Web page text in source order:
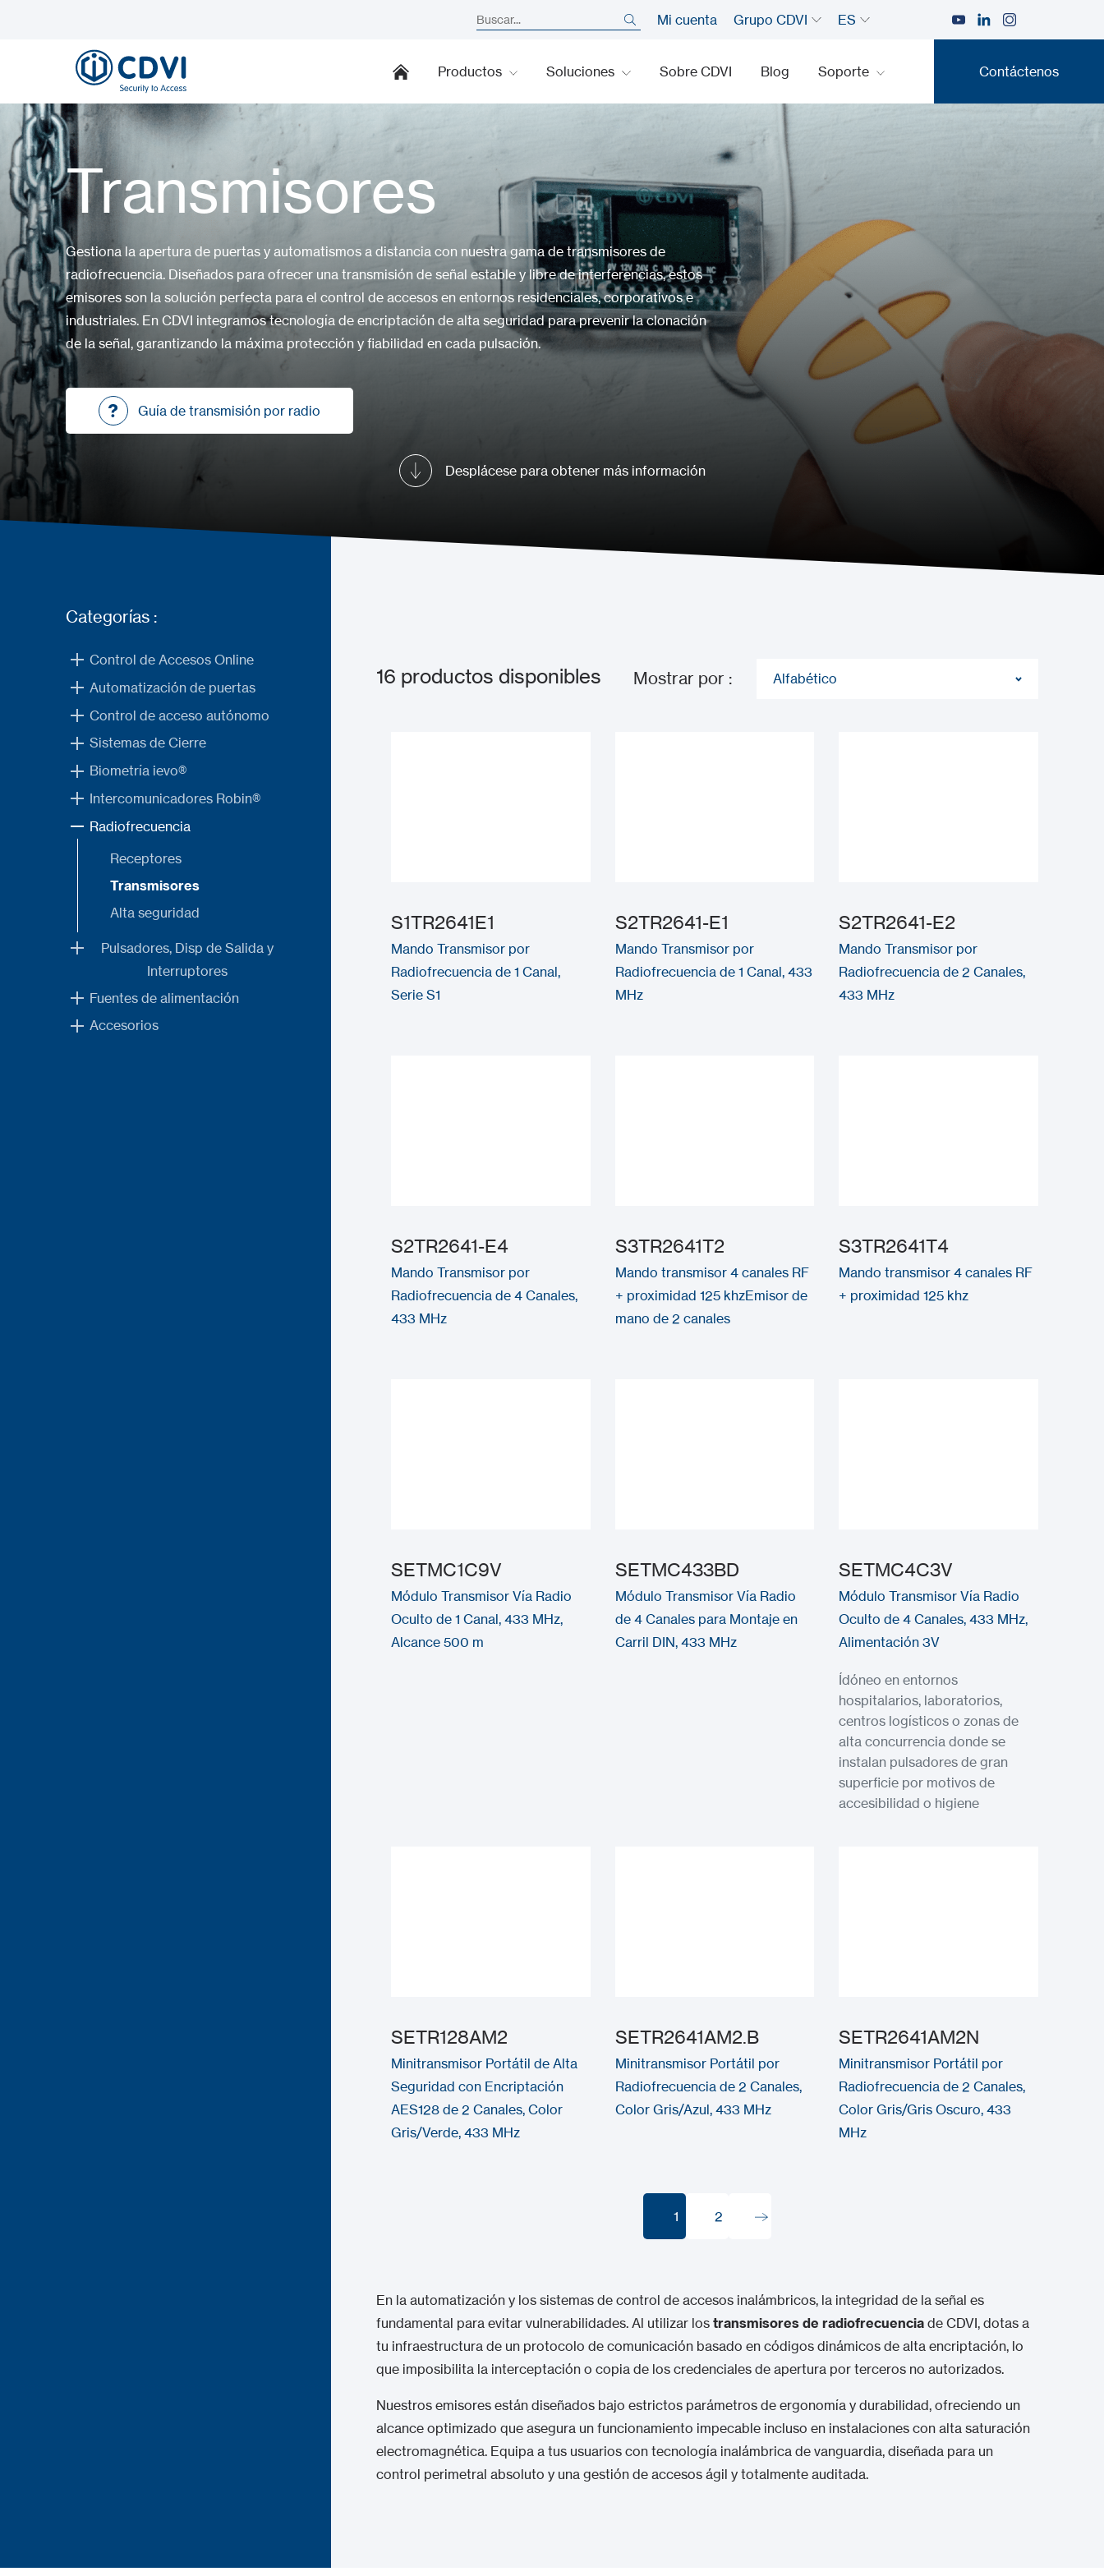
Mi cuenta Grupo CDVI ES
Productos Soluciones Sobre CDVI Blog Soporte Contáctenos
Transmisores
Gestiona la apertura de puertas y automatismos a distancia con nuestra gama de transmisores de
radiofrecuencia. Diseñados para ofrecer una transmisión de señal estable y libre de interferencias, estos
emisores son la solución perfecta para el control de accesos en entornos residenciales, corporativos e
industriales. En CDVI integramos tecnología de encriptación de alta seguridad para prevenir la clonación
de la señal, garantizando la máxima protección y fiabilidad en cada pulsación.
Guía de transmisión por radio
Desplácese para obtener más información
Categorías :
Control de Accesos Online
Automatización de puertas
Control de acceso autónomo
Sistemas de Cierre
Biometría ievo®
Intercomunicadores Robin®
Radiofrecuencia
Receptores
Transmisores
Alta seguridad
Pulsadores, Disp de Salida y
Interruptores
Fuentes de alimentación
Accesorios
16 productos disponibles Mostrar por : Alfabético
S1TR2641E1
Mando Transmisor por
Radiofrecuencia de 1 Canal,
Serie S1
S2TR2641-E1
Mando Transmisor por
Radiofrecuencia de 1 Canal, 433
MHz
S2TR2641-E2
Mando Transmisor por
Radiofrecuencia de 2 Canales,
433 MHz
S2TR2641-E4
Mando Transmisor por
Radiofrecuencia de 4 Canales,
433 MHz
S3TR2641T2
Mando transmisor 4 canales RF
+ proximidad 125 khzEmisor de
mano de 2 canales
S3TR2641T4
Mando transmisor 4 canales RF
+ proximidad 125 khz
SETMC1C9V
Módulo Transmisor Vía Radio
Oculto de 1 Canal, 433 MHz,
Alcance 500 m
SETMC433BD
Módulo Transmisor Vía Radio
de 4 Canales para Montaje en
Carril DIN, 433 MHz
SETMC4C3V
Módulo Transmisor Vía Radio
Oculto de 4 Canales, 433 MHz,
Alimentación 3V
Ídóneo en entornos
hospitalarios, laboratorios,
centros logísticos o zonas de
alta concurrencia donde se
instalan pulsadores de gran
superficie por motivos de
accesibilidad o higiene
SETR128AM2
Minitransmisor Portátil de Alta
Seguridad con Encriptación
AES128 de 2 Canales, Color
Gris/Verde, 433 MHz
SETR2641AM2.B
Minitransmisor Portátil por
Radiofrecuencia de 2 Canales,
Color Gris/Azul, 433 MHz
SETR2641AM2N
Minitransmisor Portátil por
Radiofrecuencia de 2 Canales,
Color Gris/Gris Oscuro, 433
MHz
1 2
En la automatización y los sistemas de control de accesos inalámbricos, la integridad de la señal es
fundamental para evitar vulnerabilidades. Al utilizar lostransmisores de radiofrecuencia de CDVI, dotas a
tu infraestructura de un protocolo de comunicación basado en códigos dinámicos de alta encriptación, lo
que imposibilita la interceptación o copia de los credenciales de apertura por terceros no autorizados.
Nuestros emisores están diseñados bajo estrictos parámetros de ergonomía y durabilidad, ofreciendo un
alcance optimizado que asegura un funcionamiento impecable incluso en instalaciones con alta saturación
electromagnética. Equipa a tus usuarios con tecnología inalámbrica de vanguardia, diseñada para un
control perimetral absoluto y una gestión de accesos ágil y totalmente auditada.